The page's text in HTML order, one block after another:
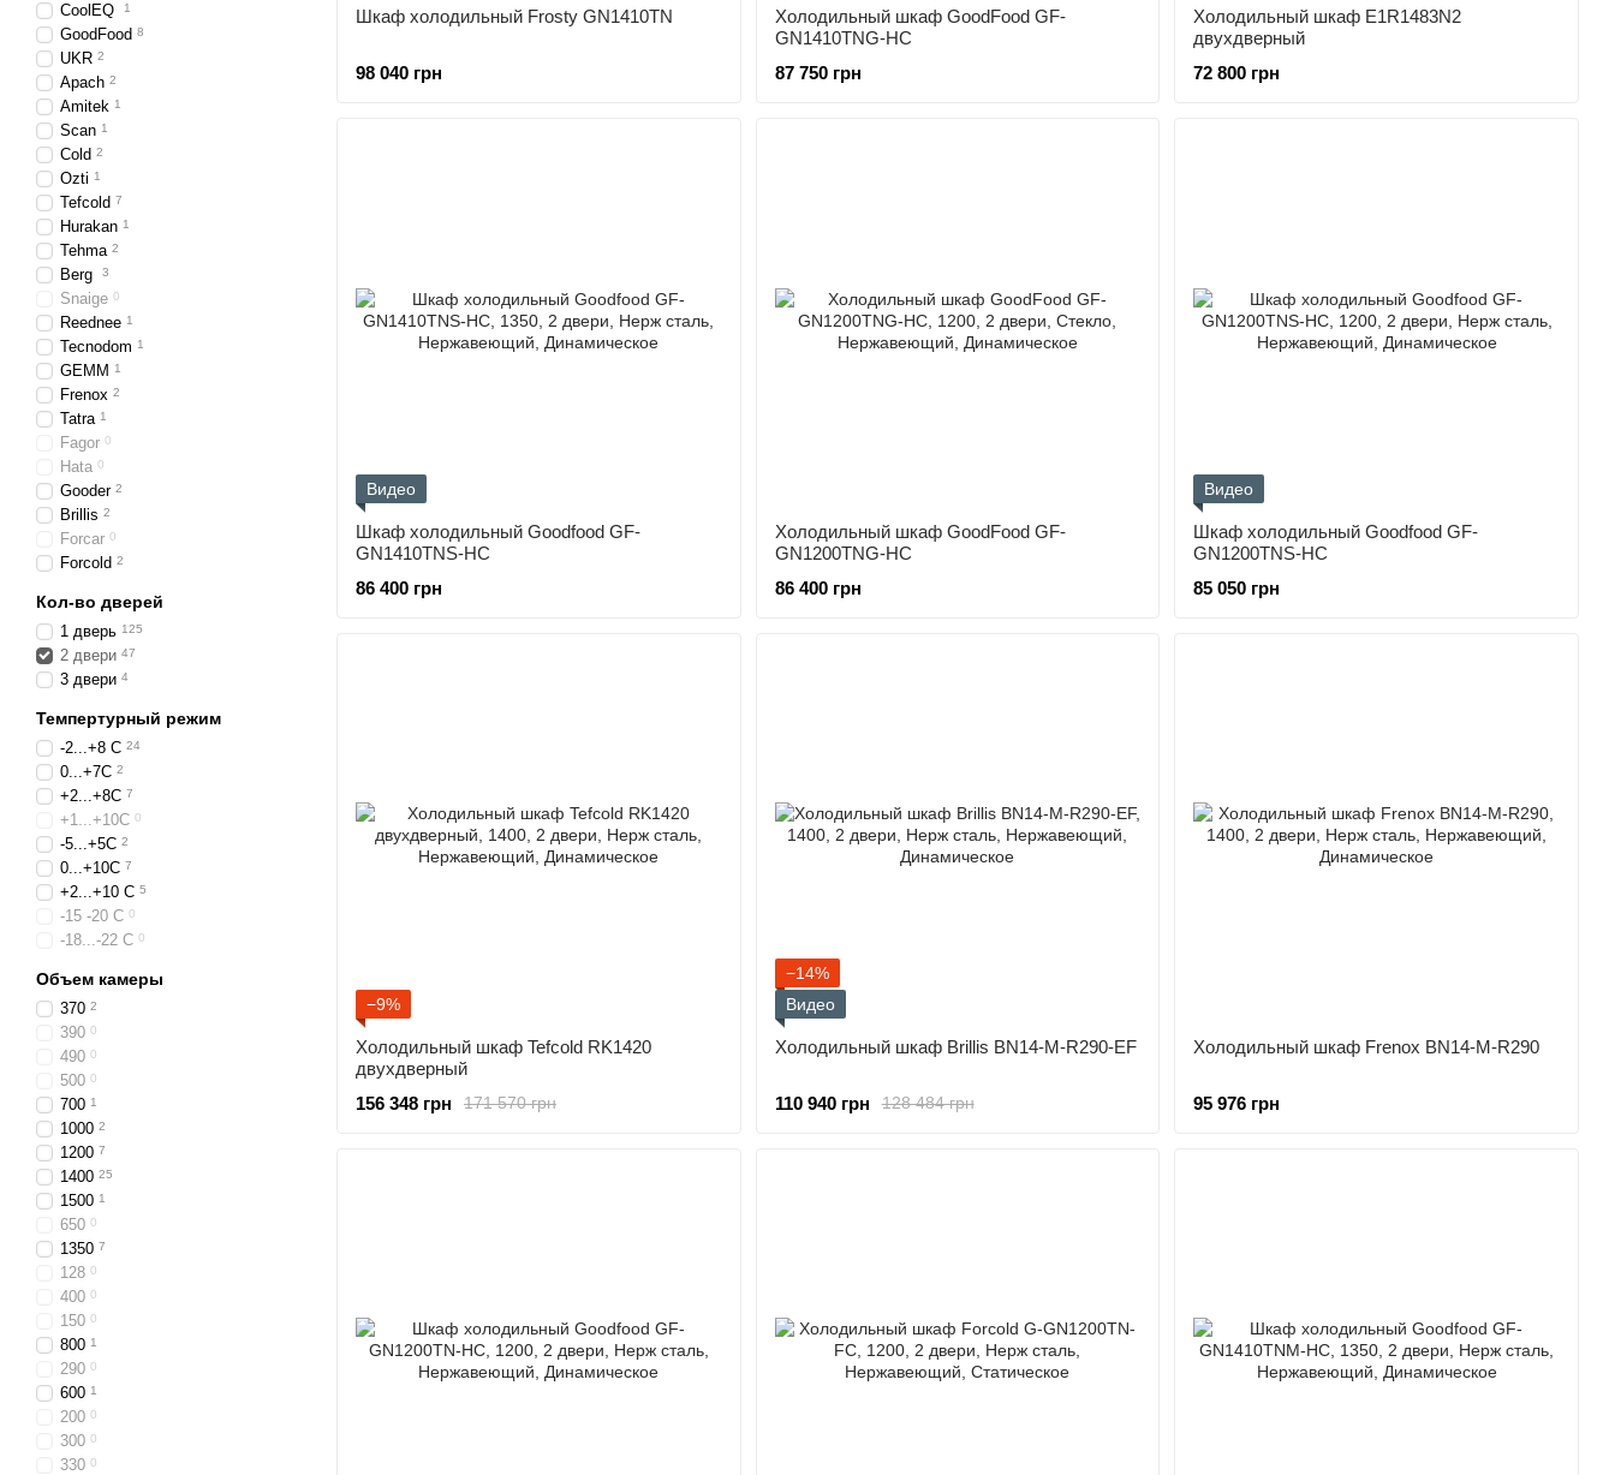
Шкаф холодильный Frosty GN1410TN
98 040 грн
Холодильный шкаф GoodFood GF-
GN1410TNG-HC
87 750 грн
Холодильный шкаф E1R1483N2
двухдверный
72 800 грн
Видео
Шкаф холодильный Goodfood GF-
GN1410TNS-HC
86 400 грн
Холодильный шкаф GoodFood GF-
GN1200TNG-HC
86 400 грн
Видео
Шкаф холодильный Goodfood GF-
GN1200TNS-HC
85 050 грн
−9%
Холодильный шкаф Tefcold RK1420
двухдверный
171 570 грн
156 348 грн
−14%
Видео
Холодильный шкаф Brillis BN14-M-R290-EF
128 484 грн
110 940 грн
Холодильный шкаф Frenox BN14-M-R290
95 976 грн
CoolEQ 1
GoodFood 8
UKR 2
Apach 2
Amitek 1
Scan 1
Cold 2
Ozti 1
Tefcold 7
Hurakan 1
Tehma 2
Berg 3
Snaige 0
Reednee 1
Tecnodom 1
GEMM 1
Frenox 2
Tatra 1
Fagor 0
Hata 0
Gooder 2
Brillis 2
Forcar 0
Forcold 2
Кол-во дверей
1 дверь 125
2 двери 47
3 двери 4
Темпертурный режим
-2...+8 С 24
0...+7С 2
+2...+8С 7
+1...+10С 0
-5...+5С 2
0...+10С 7
+2...+10 С 5
-15 -20 С 0
-18...-22 С 0
Объем камеры
370 2
390 0
490 0
500 0
700 1
1000 2
1200 7
1400 25
1500 1
650 0
1350 7
128 0
400 0
150 0
800 1
290 0
600 1
200 0
300 0
330 0